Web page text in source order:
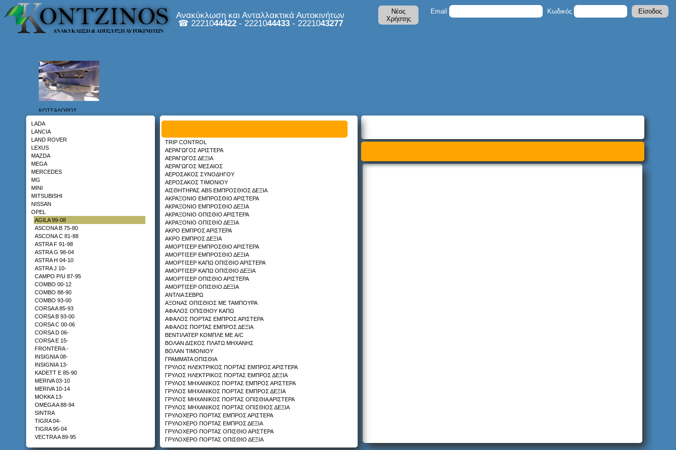
Νέος
Χρήστης
Email Κωδικός
Ανακύκλωση και Ανταλλακτικά Αυτοκινήτων
☎ 2221044422- 2221044433- 2221043277
ΚΟΤΣΑΔΟΡΟΣ
ΤΕΜΠΕΛΗΣ
FORD MONDEO 00-07
ΚΟΤΣΑΔΟΡΟΣ
HONDA ACCORD 92-95
ΚΟΤΣΑΔΟΡΟΣ
KIA SPORTAGE 95-04
ΚΟΤΣΑΔΟΡΟΣ
MAZDA TRIBUTE 02-
DACIA
DAEWOO - CHEVROLET
DAIHATSU
DODGE
FIAT
HYUNDAI
INFINITY
ISUZU
IVECO
JAGUAR
JEEP
KIA
LADA
LANCIA
LAND ROVER
LEXUS
MAZDA
MEGA
MERCEDES
MG
MINI
MITSUBISHI
NISSAN
OPEL
AGILA 99-08
ASCONA B 75-80
ASCONA C 81-88
ASTRA F 91-98
ASTRA G 98-04
ASTRA H 04-10
ASTRA J 10-
CAMPO P/U 87-95
COMBO 00-12
COMBO 88-90
COMBO 93-00
CORSA A 85-93
CORSA B 93-00
CORSA C 00-06
CORSA D 06-
CORSA E 15-
FRONTERA -
INSIGNIA 08-
INSIGNIA 13-
KADETT E 85-90
MERIVA 03-10
MERIVA 10-14
MOKKA 13-
OMEGA A 88-94
SINTRA
TIGRA 04-
TIGRA 95-04
VECTRA A 89-95
TRIP CONTROL
ΑΕΡΑΓΩΓΟΣ ΑΡΙΣΤΕΡΑ
ΑΕΡΑΓΩΓΟΣ ΔΕΞΙΑ
ΑΕΡΑΓΩΓΟΣ ΜΕΣΑΙΟΣ
ΑΕΡΟΣΑΚΟΣ ΣΥΝΟΔΗΓΟΥ
ΑΕΡΟΣΑΚΟΣ ΤΙΜΟΝΙΟΥ
ΑΙΣΘΗΤΗΡΑΣ ABS ΕΜΠΡΟΣΘΙΟΣ ΔΕΞΙΑ
ΑΚΡΑΞΟΝΙΟ ΕΜΠΡΟΣΘΙΟ ΑΡΙΣΤΕΡΑ
ΑΚΡΑΞΟΝΙΟ ΕΜΠΡΟΣΘΙΟ ΔΕΞΙΑ
ΑΚΡΑΞΟΝΙΟ ΟΠΙΣΘΙΟ ΑΡΙΣΤΕΡΑ
ΑΚΡΑΞΟΝΙΟ ΟΠΙΣΘΙΟ ΔΕΞΙΑ
ΑΚΡΟ ΕΜΠΡΟΣ ΑΡΙΣΤΕΡΑ
ΑΚΡΟ ΕΜΠΡΟΣ ΔΕΞΙΑ
ΑΜΟΡΤΙΣΕΡ ΕΜΠΡΟΣΘΙΟ ΑΡΙΣΤΕΡΑ
ΑΜΟΡΤΙΣΕΡ ΕΜΠΡΟΣΘΙΟ ΔΕΞΙΑ
ΑΜΟΡΤΙΣΕΡ ΚΑΠΩ ΟΠΙΣΘΙΟ ΑΡΙΣΤΕΡΑ
ΑΜΟΡΤΙΣΕΡ ΚΑΠΩ ΟΠΙΣΘΙΟ ΔΕΞΙΑ
ΑΜΟΡΤΙΣΕΡ ΟΠΙΣΘΙΟ ΑΡΙΣΤΕΡΑ
ΑΜΟΡΤΙΣΕΡ ΟΠΙΣΘΙΟ ΔΕΞΙΑ
ΑΝΤΛΙΑ ΣΕΒΡΩ
ΑΞΟΝΑΣ ΟΠΙΣΘΙΟΣ ΜΕ ΤΑΜΠΟΥΡΑ
ΑΦΑΛΟΣ ΟΠΙΣΘΙΟΥ ΚΑΠΩ
ΑΦΑΛΟΣ ΠΟΡΤΑΣ ΕΜΠΡΟΣ ΑΡΙΣΤΕΡΑ
ΑΦΑΛΟΣ ΠΟΡΤΑΣ ΕΜΠΡΟΣ ΔΕΞΙΑ
ΒΕΝΤΙΛΑΤΕΡ ΚΟΜΠΛΕ ΜΕ A/C
ΒΟΛΑΝ ΔΙΣΚΟΣ ΠΛΑΤΩ ΜΗΧΑΝΗΣ
ΒΟΛΑΝ ΤΙΜΟΝΙΟΥ
ΓΡΑΜΜΑΤΑ ΟΠΙΣΘΙΑ
ΓΡΥΛΟΣ ΗΛΕΚΤΡΙΚΟΣ ΠΟΡΤΑΣ ΕΜΠΡΟΣ ΑΡΙΣΤΕΡΑ
ΓΡΥΛΟΣ ΗΛΕΚΤΡΙΚΟΣ ΠΟΡΤΑΣ ΕΜΠΡΟΣ ΔΕΞΙΑ
ΓΡΥΛΟΣ ΜΗΧΑΝΙΚΟΣ ΠΟΡΤΑΣ ΕΜΠΡΟΣ ΑΡΙΣΤΕΡΑ
ΓΡΥΛΟΣ ΜΗΧΑΝΙΚΟΣ ΠΟΡΤΑΣ ΕΜΠΡΟΣ ΔΕΞΙΑ
ΓΡΥΛΟΣ ΜΗΧΑΝΙΚΟΣ ΠΟΡΤΑΣ ΟΠΙΣΘΙΑ ΑΡΙΣΤΕΡΑ
ΓΡΥΛΟΣ ΜΗΧΑΝΙΚΟΣ ΠΟΡΤΑΣ ΟΠΙΣΘΙΟΣ ΔΕΞΙΑ
ΓΡΥΛΟΧΕΡΟ ΠΟΡΤΑΣ ΕΜΠΡΟΣ ΑΡΙΣΤΕΡΑ
ΓΡΥΛΟΧΕΡΟ ΠΟΡΤΑΣ ΕΜΠΡΟΣ ΔΕΞΙΑ
ΓΡΥΛΟΧΕΡΟ ΠΟΡΤΑΣ ΟΠΙΣΘΙΟ ΑΡΙΣΤΕΡΑ
ΓΡΥΛΟΧΕΡΟ ΠΟΡΤΑΣ ΟΠΙΣΘΙΟ ΔΕΞΙΑ
ΔΑΓΚΑΝΑ ΔΙΠΛΗ ΑΕΡΙΖΟΜΕΝΗ ΕΜΠΡΟΣΘΙΑ ΑΡΙΣΤΕΡΑ